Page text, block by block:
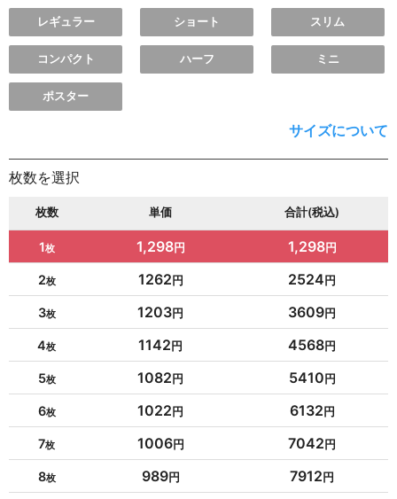
レギュラー ショート スリム
コンパクト ハーフ ミニ
ポスター
サイズについて
枚数を選択
枚数 単価 合計(税込)
1 1,298 1,298
2 1262 2524
3 1203 3609
4 1142 4568
5 1082 5410
6 1022 6132
7 1006 7042
8 989 7912